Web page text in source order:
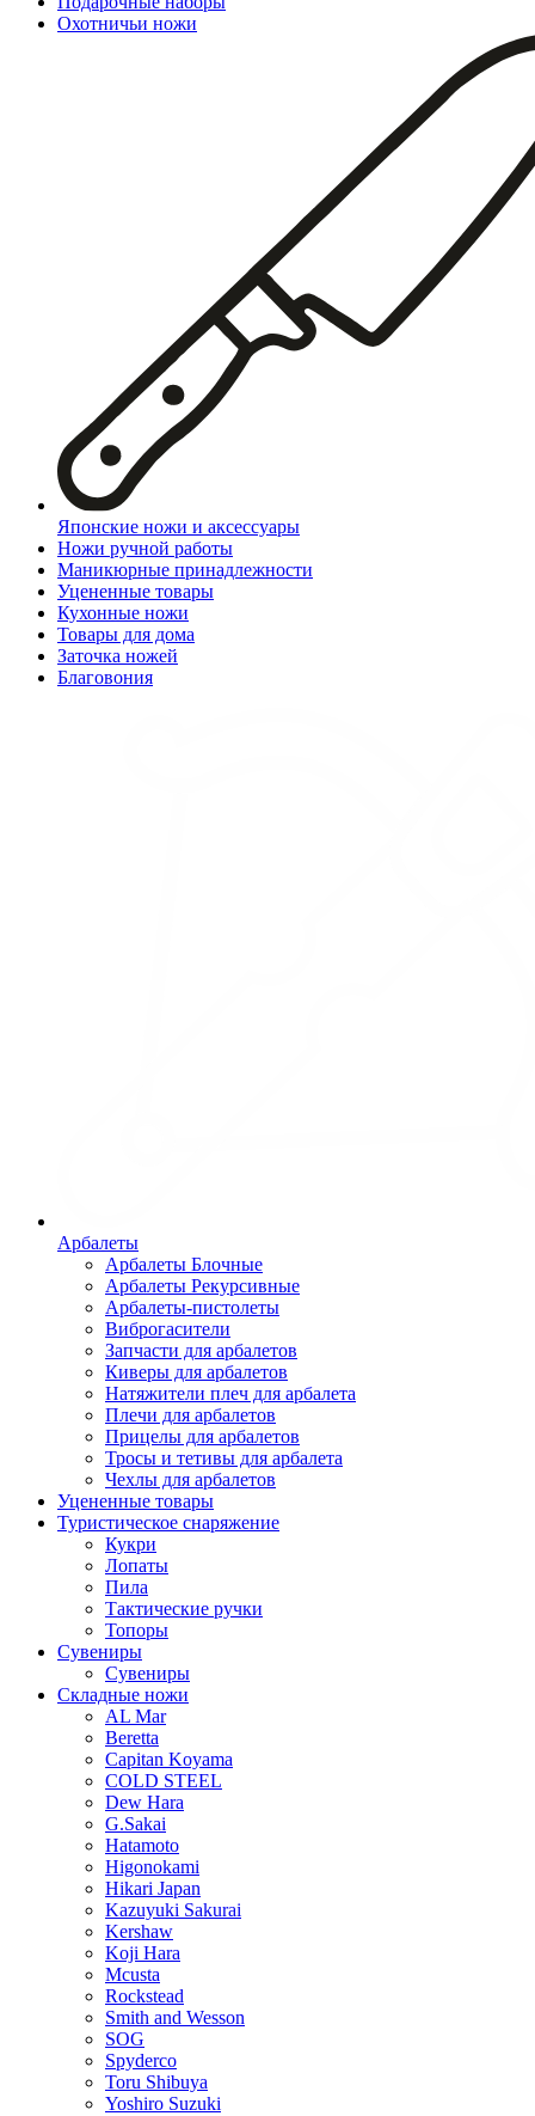
Охотничьи ножи
Японские ножи и аксессуары
Ножи ручной работы
Маникюрные принадлежности
Уцененные товары
Кухонные ножи
Товары для дома
Заточка ножей
Благовония
Арбалеты
Арбалеты Блочные
Арбалеты Рекурсивные
Арбалеты-пистолеты
Виброгасители
Запчасти для арбалетов
Киверы для арбалетов
Натяжители плеч для арбалета
Плечи для арбалетов
Прицелы для арбалетов
Тросы и тетивы для арбалета
Чехлы для арбалетов
Уцененные товары
Туристическое снаряжение
Кукри
Лопаты
Пила
Тактические ручки
Топоры
Сувениры
Сувениры
Складные ножи
AL Mar
Beretta
Capitan Koyama
COLD STEEL
Dew Hara
G.Sakai
Hatamoto
Higonokami
Hikari Japan
Kazuyuki Sakurai
Kershaw
Koji Hara
Mcusta
Rockstead
Smith and Wesson
SOG
Spyderco
Toru Shibuya
Yoshiro Suzuki